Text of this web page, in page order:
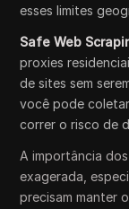
esses limites
Safe Web
proxies
de sites sem
você pode
correr o risco de
A importância dos
exagerada,
precisam manter